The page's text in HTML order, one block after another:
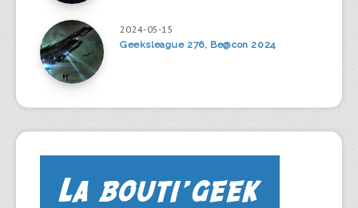
2024-05-15
Geeksleague 276, Be@con 2024